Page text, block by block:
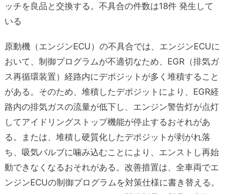
ッチを良品と交換する。不具合の件数は18件 発生して
いる
原動機（エンジンECU）の不具合では、エンジンECUに
おいて、制御プログラムが不適切なため、EGR（排気ガ
ス再循環装置）経路内にデポジットが多く堆積すること
がある。そのため、堆積したデポジットにより、EGR経
路内の排気ガスの流量が低下し、エンジン警告灯が点灯
してアイドリングストップ機能が停止するおそれがあ
る。または、堆積し硬質化したデポジットが剥がれ落
ち、吸気バルブに噛み込むことにより、エンストし再始
動できなくなるおそれがある。改善措置は、全車両でエ
ンジンECUの制御プログラムを対策仕様に書き替える。